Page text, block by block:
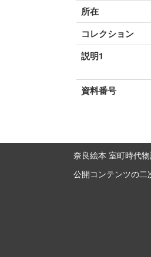
所在
コレクション
説明1
資料番号
奈良絵本 室町時代
公開コンテンツの二